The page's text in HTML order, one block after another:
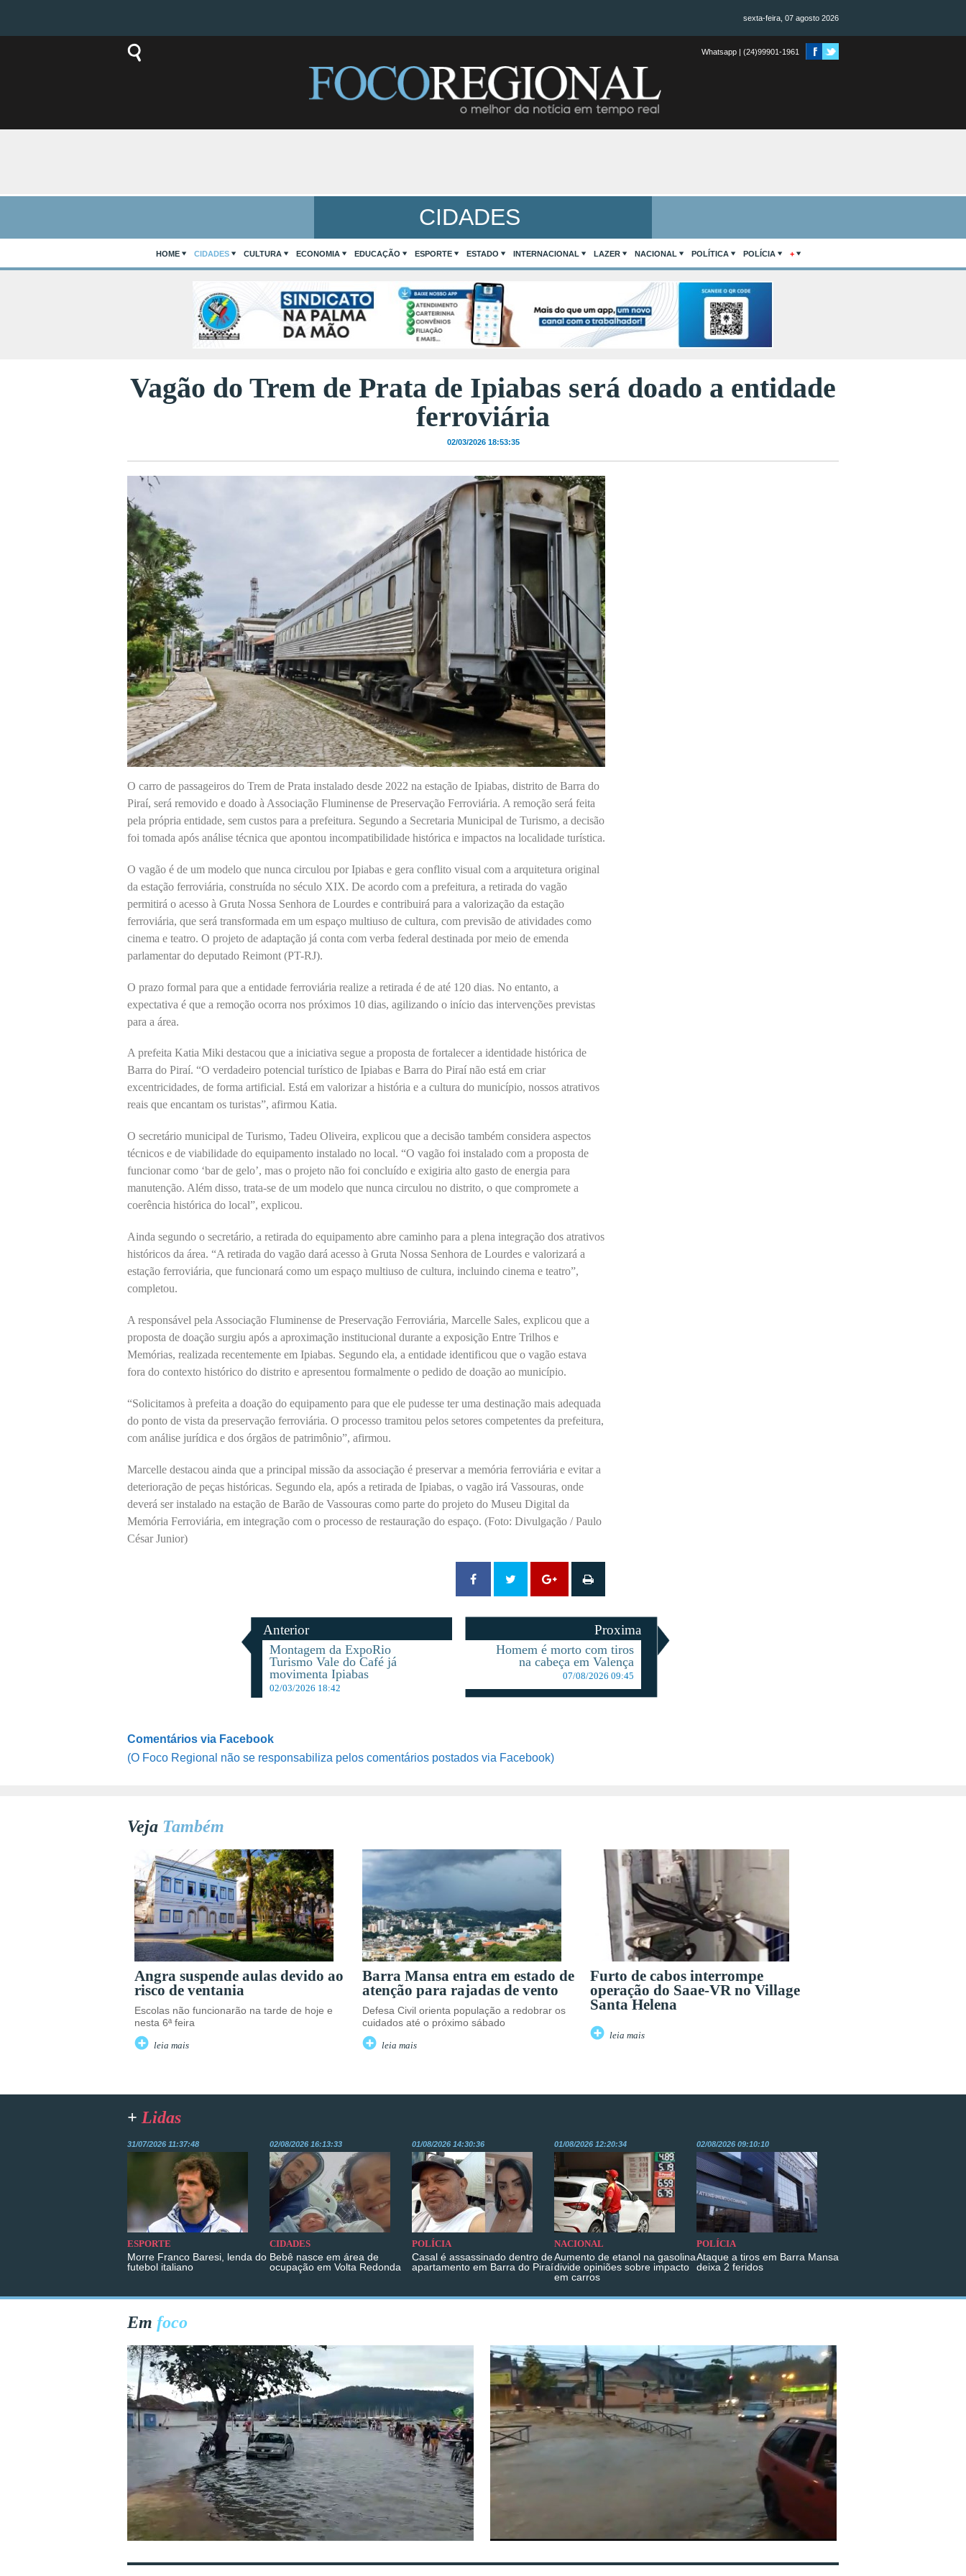
sexta-feira, 07 agosto 2026
Whatsapp | (24)99901-1961
CIDADES
HOME CIDADES CULTURA ECONOMIA EDUCAÇÃO ESPORTE ESTADO INTERNACIONAL LAZER NACIONAL POLÍTICA POLÍCIA +
Vagão do Trem de Prata de Ipiabas será doado a entidade
ferroviária
02/03/2026 18:53:35
O carro de passageiros do Trem de Prata instalado desde 2022 na estação de Ipiabas, distrito de Barra do
Piraí, será removido e doado à Associação Fluminense de Preservação Ferroviária. A remoção será feita
pela própria entidade, sem custos para a prefeitura. Segundo a Secretaria Municipal de Turismo, a decisão
foi tomada após análise técnica que apontou incompatibilidade histórica e impactos na localidade turística.
O vagão é de um modelo que nunca circulou por Ipiabas e gera conflito visual com a arquitetura original
da estação ferroviária, construída no século XIX. De acordo com a prefeitura, a retirada do vagão
permitirá o acesso à Gruta Nossa Senhora de Lourdes e contribuirá para a valorização da estação
ferroviária, que será transformada em um espaço multiuso de cultura, com previsão de atividades como
cinema e teatro. O projeto de adaptação já conta com verba federal destinada por meio de emenda
parlamentar do deputado Reimont (PT-RJ).
O prazo formal para que a entidade ferroviária realize a retirada é de até 120 dias. No entanto, a
expectativa é que a remoção ocorra nos próximos 10 dias, agilizando o início das intervenções previstas
para a área.
A prefeita Katia Miki destacou que a iniciativa segue a proposta de fortalecer a identidade histórica de
Barra do Piraí. “O verdadeiro potencial turístico de Ipiabas e Barra do Piraí não está em criar
excentricidades, de forma artificial. Está em valorizar a história e a cultura do município, nossos atrativos
reais que encantam os turistas”, afirmou Katia.
O secretário municipal de Turismo, Tadeu Oliveira, explicou que a decisão também considera aspectos
técnicos e de viabilidade do equipamento instalado no local. “O vagão foi instalado com a proposta de
funcionar como ‘bar de gelo’, mas o projeto não foi concluído e exigiria alto gasto de energia para
manutenção. Além disso, trata-se de um modelo que nunca circulou no distrito, o que compromete a
coerência histórica do local”, explicou.
Ainda segundo o secretário, a retirada do equipamento abre caminho para a plena integração dos atrativos
históricos da área. “A retirada do vagão dará acesso à Gruta Nossa Senhora de Lourdes e valorizará a
estação ferroviária, que funcionará como um espaço multiuso de cultura, incluindo cinema e teatro”,
completou.
A responsável pela Associação Fluminense de Preservação Ferroviária, Marcelle Sales, explicou que a
proposta de doação surgiu após a aproximação institucional durante a exposição Entre Trilhos e
Memórias, realizada recentemente em Ipiabas. Segundo ela, a entidade identificou que o vagão estava
fora do contexto histórico do distrito e apresentou formalmente o pedido de doação ao município.
“Solicitamos à prefeita a doação do equipamento para que ele pudesse ter uma destinação mais adequada
do ponto de vista da preservação ferroviária. O processo tramitou pelos setores competentes da prefeitura,
com análise jurídica e dos órgãos de patrimônio”, afirmou.
Marcelle destacou ainda que a principal missão da associação é preservar a memória ferroviária e evitar a
deterioração de peças históricas. Segundo ela, após a retirada de Ipiabas, o vagão irá Vassouras, onde
deverá ser instalado na estação de Barão de Vassouras como parte do projeto do Museu Digital da
Memória Ferroviária, em integração com o processo de restauração do espaço. (Foto: Divulgação / Paulo
César Junior)
Anterior
Montagem da ExpoRio
Turismo Vale do Café já
movimenta Ipiabas
02/03/2026 18:42
Proxima
Homem é morto com tiros
na cabeça em Valença
07/08/2026 09:45
Comentários via Facebook
(O Foco Regional não se responsabiliza pelos comentários postados via Facebook)
Veja Também
Angra suspende aulas devido ao
risco de ventania
Escolas não funcionarão na tarde de hoje e
nesta 6ª feira
leia mais
Barra Mansa entra em estado de
atenção para rajadas de vento
Defesa Civil orienta população a redobrar os
cuidados até o próximo sábado
leia mais
Furto de cabos interrompe
operação do Saae-VR no Village
Santa Helena
leia mais
+ Lidas
31/07/2026 11:37:48
ESPORTE
Morre Franco Baresi, lenda do
futebol italiano
02/08/2026 16:13:33
CIDADES
Bebê nasce em área de
ocupação em Volta Redonda
01/08/2026 14:30:36
POLÍCIA
Casal é assassinado dentro de
apartamento em Barra do Piraí
01/08/2026 12:20:34
NACIONAL
Aumento de etanol na gasolina
divide opiniões sobre impacto
em carros
02/08/2026 09:10:10
POLÍCIA
Ataque a tiros em Barra Mansa
deixa 2 feridos
Em foco